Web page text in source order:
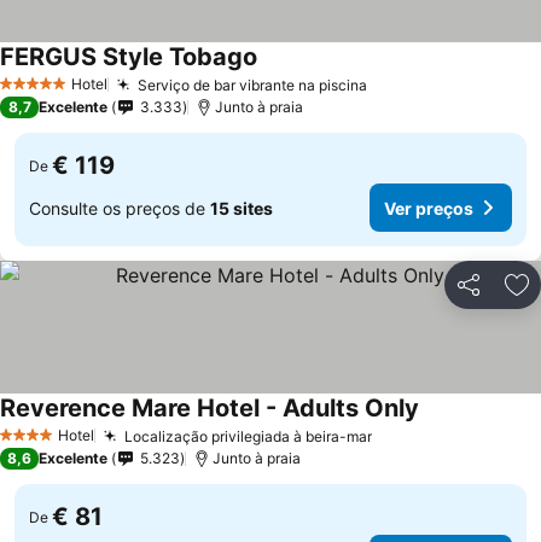
5 Estrelas Hotel Serviço de bar vibrante na piscina
FERGUS Style Tobago
8,7 Excelente 3.333 Junto à praia
De € 119
Consulte os preços de 15 sites Ver preços
Partilhar
4 EstrelasHotel Localização privilegiada à beira-mar
Reverence Mare Hotel - Adults Only
8,6 Excelente 5.323 Junto à praia
De € 81